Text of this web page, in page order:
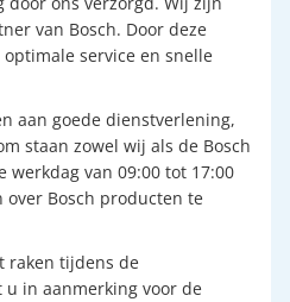
van Bosch. Door deze
service en snelle
aan goede dienstverlening,
staan zowel wij als de Bosch
werkdag van 09:00 tot 17:00
Bosch producten te
raken tijdens de
in aanmerking voor de